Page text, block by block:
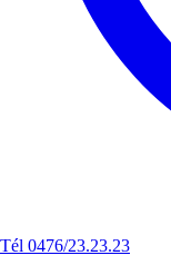
Tél 0476/23.23.23